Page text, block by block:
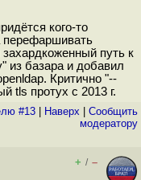
кого-то
перефаршивать
путь к
из базара и добавил
Критично "--
tls протух с 2013 г.
#13 Наверх
Cообщить
модератору
+ / –